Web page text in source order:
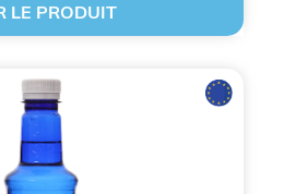
LE PRODUIT